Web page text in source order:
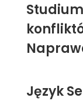
Język